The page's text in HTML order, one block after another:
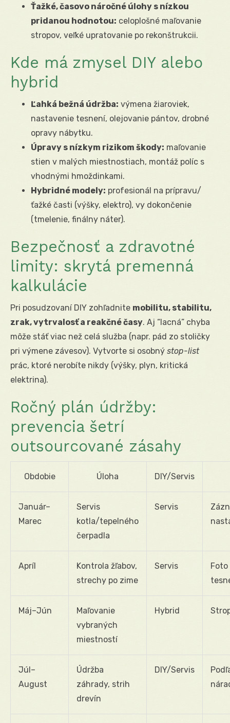
Ťažké, časovo náročné úlohy s nízkou
pridanou hodnotou: celoplošné maľovanie
stropov, veľké upratovanie po rekonštrukcii.
Kde má zmysel DIY alebo
hybrid
Ľahká bežná údržba: výmena žiaroviek,
nastavenie tesnení, olejovanie pántov, drobné
opravy nábytku.
Úpravy s nízkym rizikom škody: maľovanie
stien v malých miestnostiach, montáž políc s
vhodnými hmoždinkami.
Hybridné modely: profesionál na prípravu/
ťažké časti (výšky, elektro), vy dokončenie
(tmelenie, finálny náter).
Bezpečnosť a zdravotné
limity: skrytá premenná
kalkulácie
Pri posudzovaní DIY zohľadnite mobilitu, stabilitu,
zrak, vytrvalosť a reakčné časy. Aj “lacná” chyba
môže stáť viac než celá služba (napr. pád zo stoličky
pri výmene závesov). Vytvorte si osobný stop-list
prác, ktoré nerobíte nikdy (výšky, plyn, kritická
elektrina).
Ročný plán údržby:
prevencia šetrí
outsourcované zásahy
Obdobie Úloha DIY/Servis
Január–
Marec
Servis
kotla/tepelného
čerpadla
Servis
Apríl
Kontrola žľabov,
strechy po zime
Servis
Máj–Jún
Maľovanie
vybraných
miestností
Hybrid
Júl–
August
Údržba
záhrady, strih
drevín
DIY/Servis